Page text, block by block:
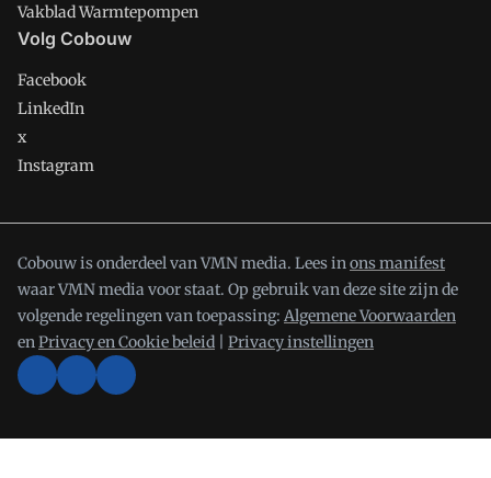
Vakblad Warmtepompen
Volg Cobouw
Facebook
LinkedIn
x
Instagram
Cobouw is onderdeel van VMN media. Lees inons manifest
waar VMN media voor staat. Op gebruik van deze site zijn de
volgende regelingen van toepassing: Algemene Voorwaarden
enPrivacy en Cookie beleid Privacy instellingen